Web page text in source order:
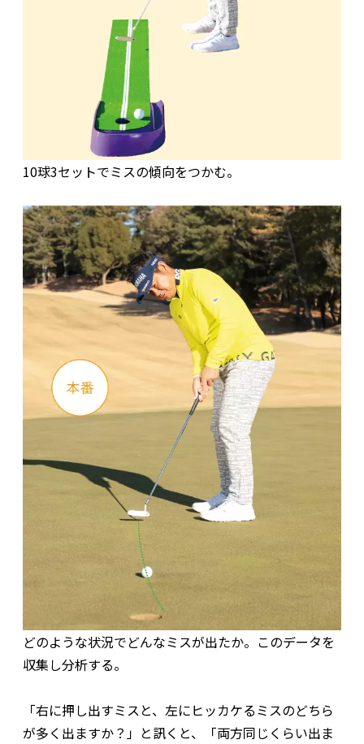
10球3セットでミスの傾向をつかむ。
どのような状況でどんなミスが出たか。このデータを
収集し分析する。
「右に押し出すミスと、左にヒッカケるミスのどちら
が多く出ますか？」と訊くと、「両方同じくらい出ま